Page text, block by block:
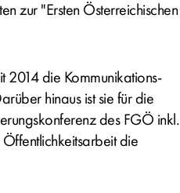
zur "Ersten Österreichischen
2014 die Kommunikations-
hinaus ist sie für die
des FGÖ inkl.
die